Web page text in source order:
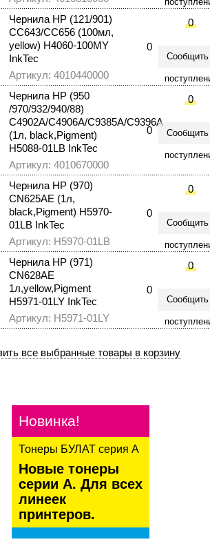
Чернила HP (121/901)
CС643/CС656 (100мл,
yellow) H4060-100MY
InkTec
Артикул: 4010440000
0
0
Сообщить
Чернила HP (950
/970/932/940/88)
C4902A/C4906A/C9385A/C9396A
(1л, black,Pigment)
H5088-01LВ InkTec
Артикул: 4010670000
0
0
Сообщить
Чернила HP (970)
CN625AE (1л,
black,Pigment) Н5970-
01LВ InkTec
Артикул: Н5970-01LВ
0
0
Сообщить
Чернила HP (971)
CN628AE
1л,yellow,Pigment
H5971-01LY InkTec
Артикул: H5971-01LY
0
0
Сообщить
kaspersky
Новинка!
Тонеры БУЛАТ серия А
Новые тонеры
серии А. Для всех
линеек
принтеров.